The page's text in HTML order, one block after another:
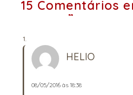
15 Comentários
veneno”
HELIO
08/05/2016 às 18:38